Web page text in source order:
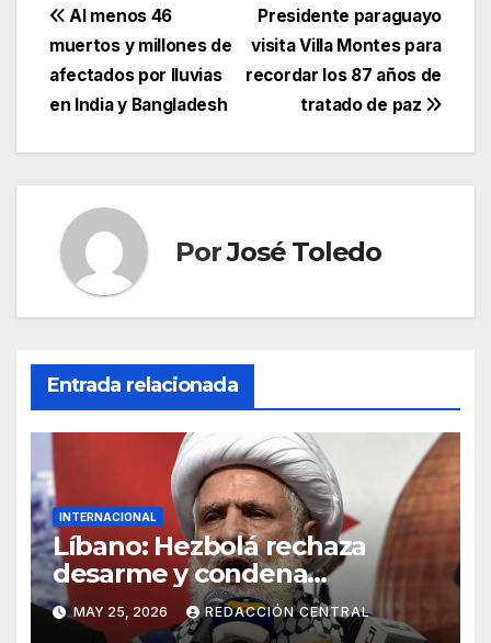
Navegación
de
entradas
Presidente paraguayo
visita Villa Montes para
recordar los 87 años de
tratado de paz
Al menos 46
muertos y millones de
afectados por lluvias
en India y Bangladesh
PorJosé Toledo
Entrada relacionada
INTERNACIONAL
Líbano: Hezbolá rechaza
desarme y condena
injerencia de EE.UU.
MAY 25, 2026 REDACCIÓN CENTRAL